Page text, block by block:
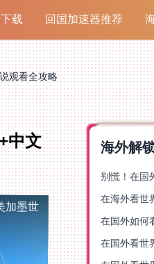
载 回国加速器推荐
观看全攻略
中文
加墨世
海外解